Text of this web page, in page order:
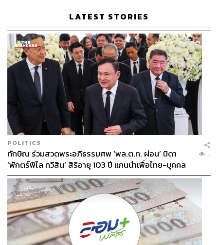
พระปิดตา รุ่นปลดหนี้ หลวงปู่โต๊ะ วัดประดู่ฉิมพลี
(เนื้อผงใบลาน ราคาเช่าประมาณ 1.2 แสนบาท)
สมัยก่อนมีความเชื่อว่าพระปิดตาไม่ดี ทำให้คลอดลูกยาก เงิน
ทองไม่เข้า เพราะปิดหมด แต่ความจริงแล้วพระปิดตาเป็น
ภาคหนึ่งของพระสังกัจจายน์ปิดตาคือปิดกิเลส ปิดความไม่ดี
ไม่ให้โชคร้ายเข้ามา พระปิดตาสมัยนี้จึงเป็นที่นิยมของคนที่
หวังโชคลาภ การค้าขาย พระปิดตาปลดหนี้หลวงปู่โต๊ะเนื้อผง
ราคาอยู่ที่ประมาณ 2-3 แสนบาท ถ้าเป็นเนื้อผงใบลานสีดำ
ราคาประมาณ 1.2-1.3 แสนบาท
LATEST STORIES
POLITICS
ทักษิณ ร่วมสวดพระอภิธรรมศพ ‘พล.ต.ท. ผ่อน’ บิดา
‘พักตร์พิไล ทวีสิน’ สิริอายุ 103 ปี แกนนำเพื่อไทย-บุคคล
หลากวงการร่วมอาลัย
...